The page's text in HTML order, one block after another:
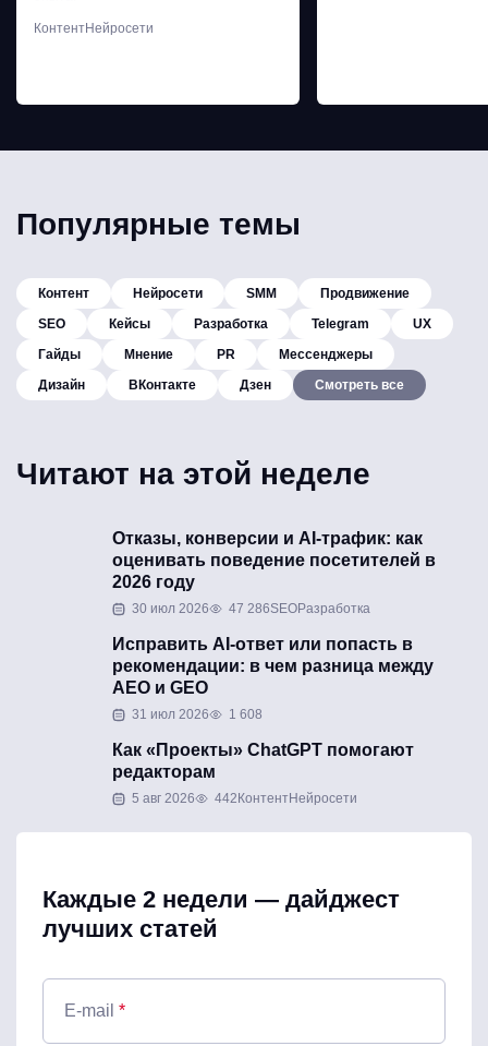
КонтентНейросети
Популярные темы
Контент Нейросети SMM
Продвижение
SEO
Кейсы Разработка Telegram
UX
Гайды
Мнение PR
Мессенджеры
Дизайн
ВКонтакте Дзен Смотреть все
Читают на этой неделе
Отказы, конверсии и AI-трафик: как
оценивать поведение посетителей в
2026 году
30 июл 2026 47 286SEOРазработка
Исправить AI-ответ или попасть в
рекомендации: в чем разница между
AEO и GEO
31 июл 2026 1 608
Как «Проекты» ChatGPT помогают
редакторам
5 авг 2026 442 КонтентНейросети
Каждые 2 недели — дайджест
лучших статей
E-mail *